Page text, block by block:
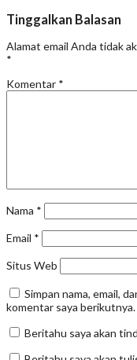
Tinggalkan Balasan
Alamat email Anda tidak
*
Komentar *
Nama *
Email *
Situs Web
Simpan nama, email,
komentar saya berikutnya.
Beritahu saya akan